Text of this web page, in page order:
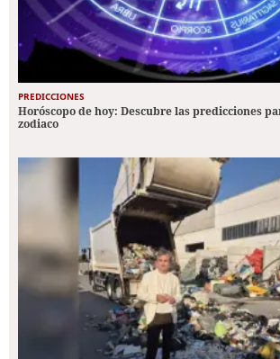
PREDICCIONES
Horóscopo de hoy: Descubre las predicciones
zodiaco